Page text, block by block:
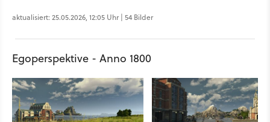
aktualisiert: 25.05.2026, 12:05 Uhr | 54 Bilder
Egoperspektive - Anno 1800